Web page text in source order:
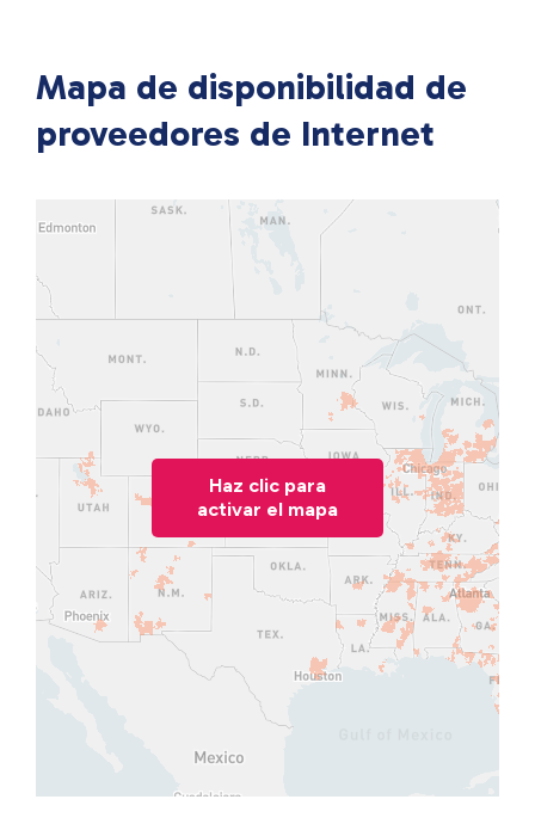
Mapa de disponibilidad de
proveedores de Internet
Haz clic para
activar el mapa